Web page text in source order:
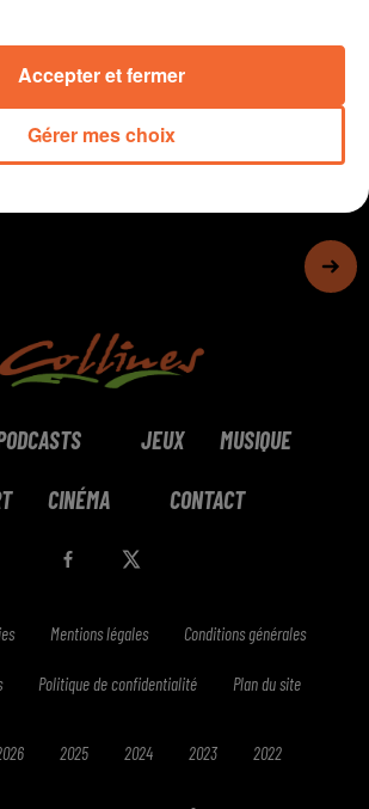
JEUX MUSIQUE
CINÉMA CONTACT
Mentions légales Conditions générales
Politique de confidentialité Plan du site
2025 2024 2023 2022
Gérer mes choix
Accepter et fermer